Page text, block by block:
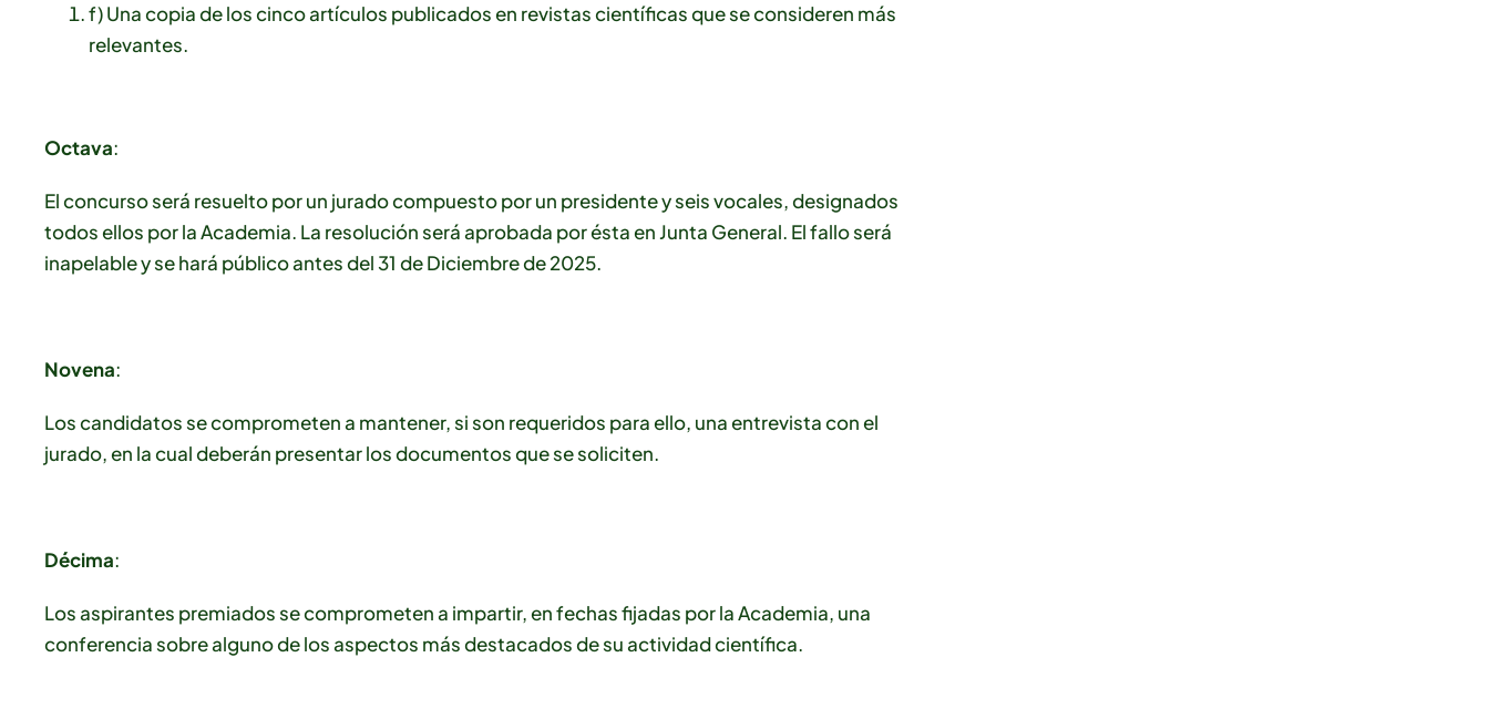
f) Una copia de los cinco artículos publicados en revistas científicas que se consideren más
relevantes.
Octava:
El concurso será resuelto por un jurado compuesto por un presidente y seis vocales, designados
todos ellos por la Academia. La resolución será aprobada por ésta en Junta General. El fallo será
inapelable y se hará público antes del 31 de Diciembre de 2025.
Novena:
Los candidatos se comprometen a mantener, si son requeridos para ello, una entrevista con el
jurado, en la cual deberán presentar los documentos que se soliciten.
Décima:
Los aspirantes premiados se comprometen a impartir, en fechas fijadas por la Academia, una
conferencia sobre alguno de los aspectos más destacados de su actividad científica.